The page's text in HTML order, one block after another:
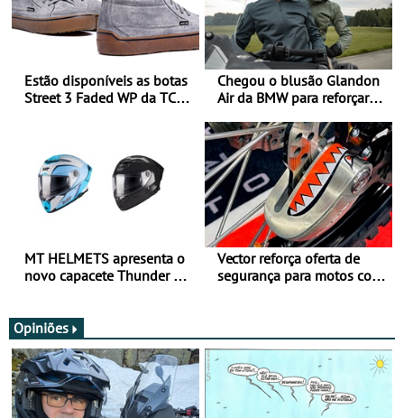
Estão disponíveis as botas
Street 3 Faded WP da TCX
Chegou o blusão Glandon
Air da BMW para reforçar
verão
MT HELMETS apresenta o
novo capacete Thunder 4 R
Vector reforça oferta de
segurança para motos com
Opiniões